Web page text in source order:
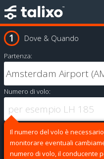
Dove & Quando
Partenza:
Numero di volo:
Il numero del volo è
monitorare eventuali
numero di volo, il conducente